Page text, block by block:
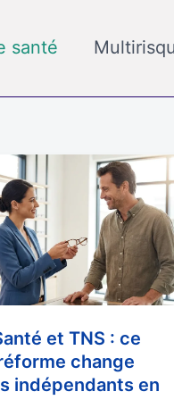
santé
et TNS : ce
change
indépendants en